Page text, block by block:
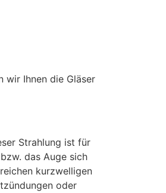
wir Ihnen die Gläser
Strahlung ist für
das Auge sich
kurzwelligen
oder